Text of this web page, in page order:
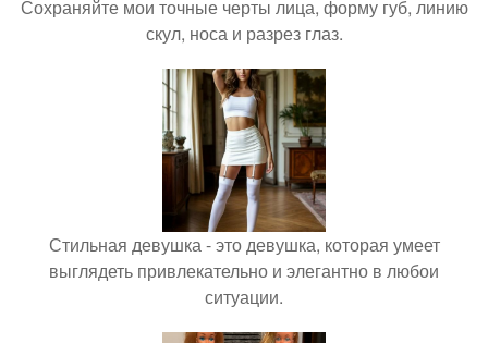
Сохраняйте мои точные черты лица, форму губ, линию
скул, носа и разрез глаз.
Стильная девушка - это девушка, которая умеет
выглядеть привлекательно и элегантно в любои
ситуации.